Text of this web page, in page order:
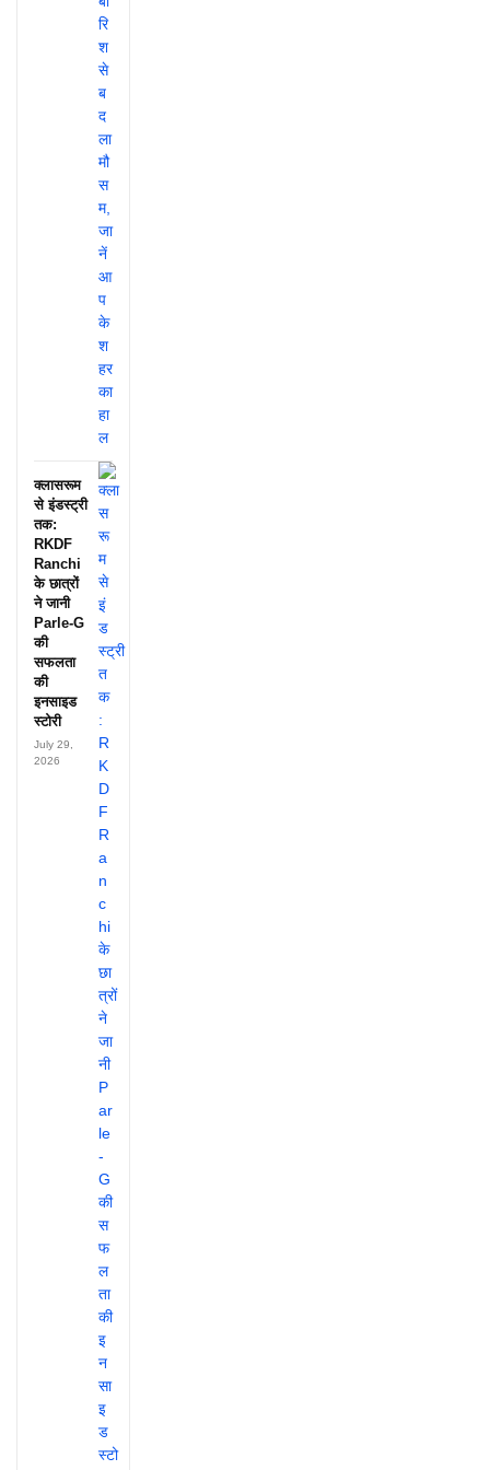
क्लासरूम
से इंडस्ट्री
तक:
RKDF
Ranchi
के छात्रों
ने जानी
Parle-G
की
सफलता
की
इनसाइड
स्टोरी
July 29,
2026